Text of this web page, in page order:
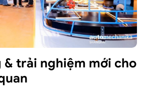
& trải nghiệm mới cho